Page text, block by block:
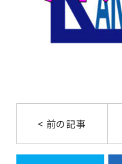
< 前の記事